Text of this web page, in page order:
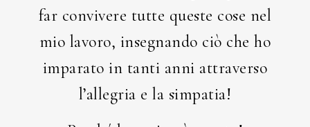
far convivere tutte queste cose nel
mio lavoro, insegnando ciò che ho
imparato in tanti anni attraverso
l’allegria e la simpatia!